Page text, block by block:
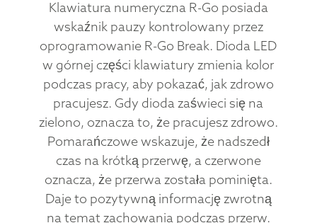
Klawiatura numeryczna R-Go posiada
wskaźnik pauzy kontrolowany przez
oprogramowanie R-Go Break. Dioda LED
w górnej części klawiatury zmienia kolor
podczas pracy, aby pokazać, jak zdrowo
pracujesz. Gdy dioda zaświeci się na
zielono, oznacza to, że pracujesz zdrowo.
Pomarańczowe wskazuje, że nadszedł
czas na krótką przerwę, a czerwone
oznacza, że przerwa została pominięta.
Daje to pozytywną informację zwrotną
na temat zachowania podczas przerw.